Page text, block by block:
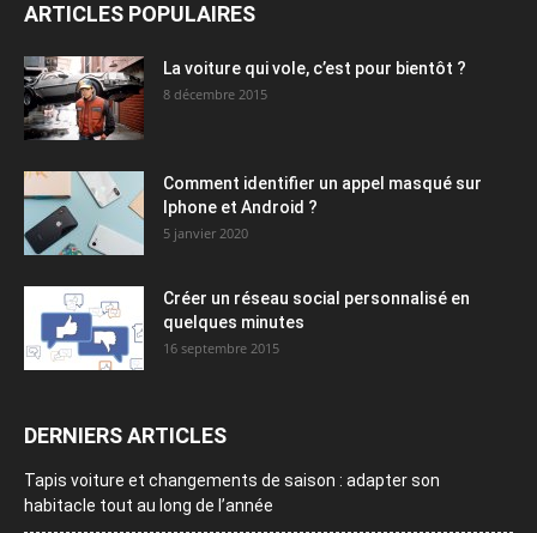
ARTICLES POPULAIRES
La voiture qui vole, c’est pour bientôt ?
8 décembre 2015
Comment identifier un appel masqué sur
Iphone et Android ?
5 janvier 2020
Créer un réseau social personnalisé en
quelques minutes
16 septembre 2015
DERNIERS ARTICLES
Tapis voiture et changements de saison : adapter son
habitacle tout au long de l’année